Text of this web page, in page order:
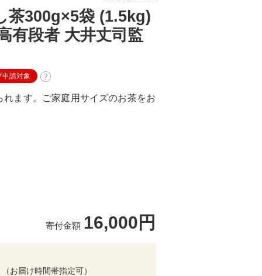
ッ
プ
茶300g×5袋 (1.5kg)
有段者 大井丈司監
申請対象
ます。ご家庭用サイズのお茶をお
寄付金額 16,000円
お届け時間帯指定可）